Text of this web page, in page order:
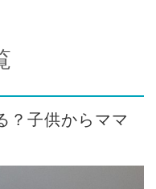
？子供からママ